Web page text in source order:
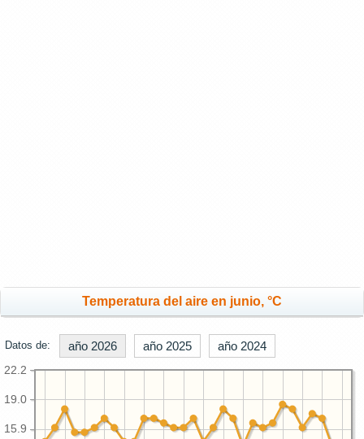
Temperatura del aire en junio, °C
Datos de: año 2026 año 2025 año 2024
15.9
19.0
22.2